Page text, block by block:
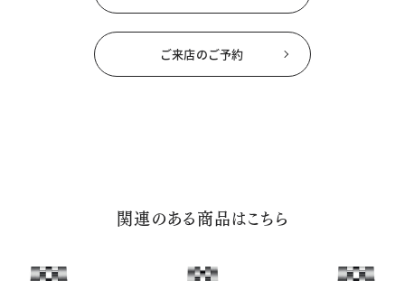
ご来店のご予約
関連のある商品はこちら